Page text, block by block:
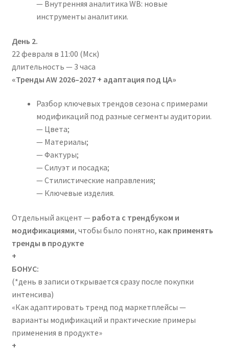
— Внутренняя аналитика WB: новые
инструменты аналитики.
День 2. ‌
22 февраля в 11:00 (Мск)
д‌лительность — 3 часа
«Тренды AW 2026–2027 + адаптация под ЦА» ‌‌‌
Разбор ключевых трендов сезона с примерами
модификаций под разные сегменты аудитории.
— Цвета;
— Материалы;
— Фактуры;
— Силуэт и посадка;
— Стилистические направления;
— Ключевые изделия.
Отдельный акцент — работа с трендбуком и
модификациями, чтобы было понятно, как применять
тренды в продукте
+
‌‌БОНУС:
(*день в записи открывается сразу ‌после покупки
интенсива)
«Как адаптировать тренд под маркетплейсы —
варианты модификаций и практические примеры
применения в продукте»
‌+